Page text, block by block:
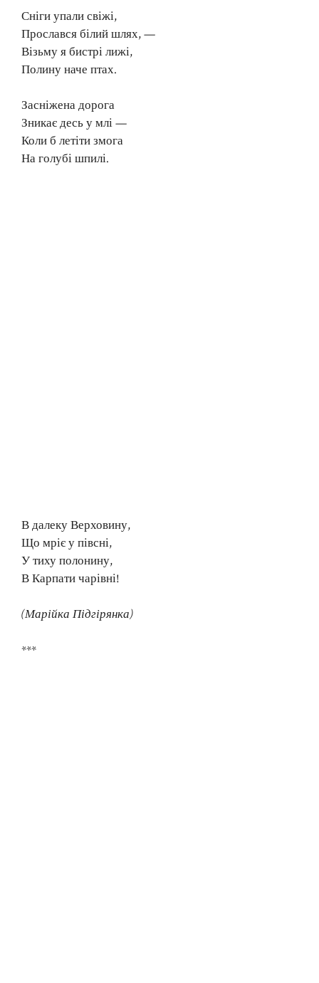
Сніги упали свіжі,
Прослався білий шлях, —
Візьму я бистрі лижі,
Полину наче птах.
Засніжена дорога
Зникає десь у млі —
Коли б летіти змога
На голубі шпилі.
В далеку Верховину,
Що мріє у півсні,
У тиху полонину,
В Карпати чарівні!
(Марійка Підгірянка)
***